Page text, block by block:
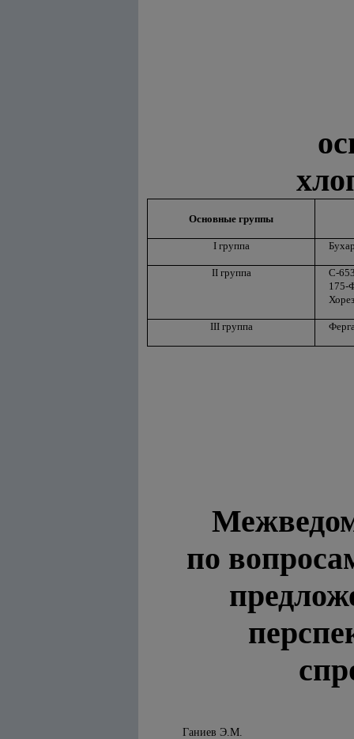
Основные группы
I группа
II группа
С-
175-
III группа
по
Ганиев Э.М.